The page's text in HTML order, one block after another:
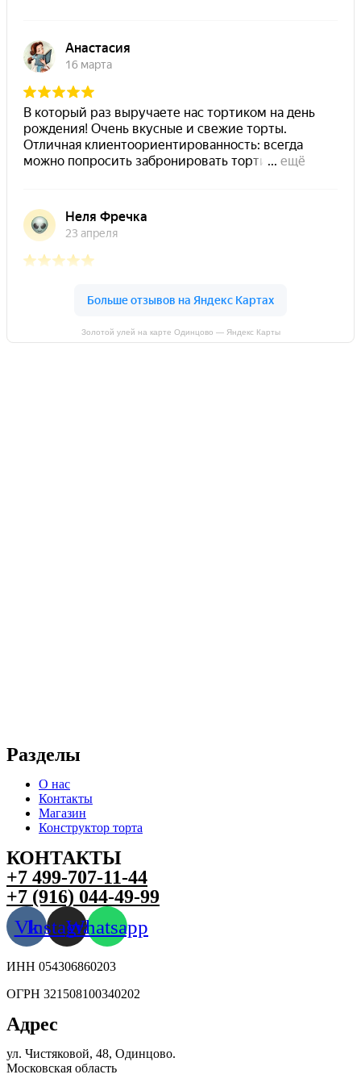
Золотой улей на карте Одинцово — Яндекс Карты
Разделы
О нас
Контакты
Магазин
Конструктор торта
КОНТАКТЫ
+7 499-707-11-44
+7 (916) 044-49-99
VkInstagramWhatsapp
ИНН 054306860203
ОГРН 321508100340202
Адрес
ул. Чистяковой, 48, Одинцово.
Московская область